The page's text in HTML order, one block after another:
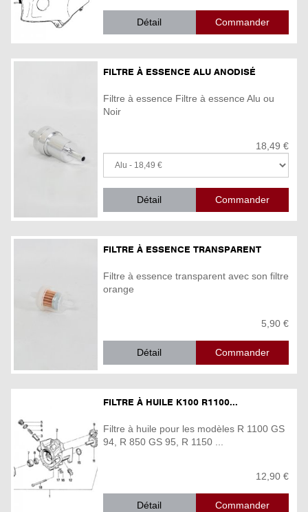
Détail
FILTRE À ESSENCE ALU ANODISÉ
Filtre à essence Filtre à essence Alu ou
Noir
18,49 €
Détail
FILTRE À ESSENCE TRANSPARENT
Filtre à essence transparent avec son filtre
orange
5,90 €
Détail
FILTRE À HUILE K100 R1100...
Filtre à huile pour les modèles R 1100 GS
94, R 850 GS 95, R 1150 ...
12,90 €
Détail